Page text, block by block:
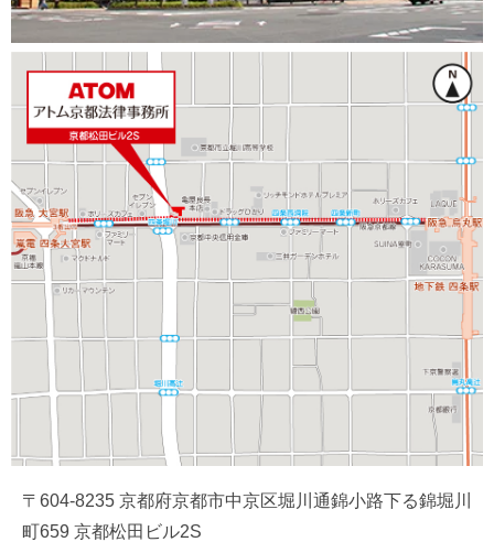
〒604-8235 京都府京都市中京区堀川通錦小路下る錦堀川
町659 京都松田ビル2S